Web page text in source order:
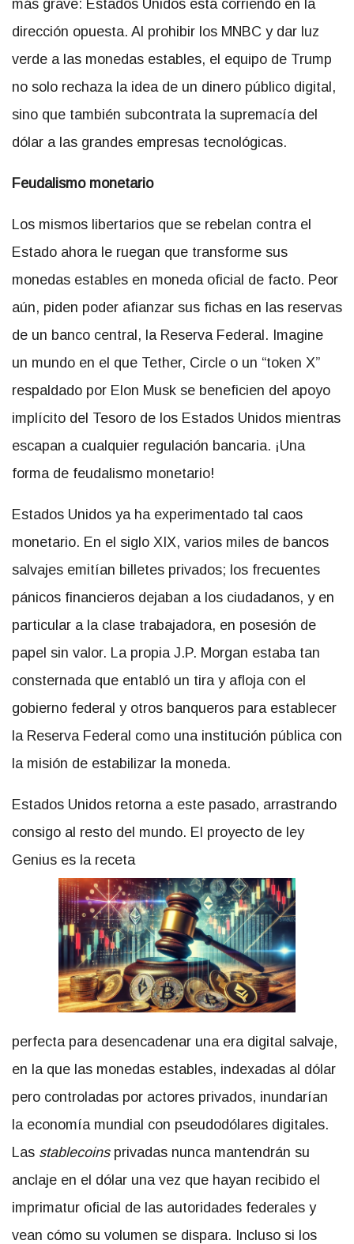
más grave: Estados Unidos está corriendo en la
dirección opuesta. Al prohibir los MNBC y dar luz
verde a las monedas estables, el equipo de Trump
no solo rechaza la idea de un dinero público digital,
sino que también subcontrata la supremacía del
dólar a las grandes empresas tecnológicas.
Feudalismo monetario
Los mismos libertarios que se rebelan contra el
Estado ahora le ruegan que transforme sus
monedas estables en moneda oficial de facto. Peor
aún, piden poder afianzar sus fichas en las reservas
de un banco central, la Reserva Federal. Imagine
un mundo en el que Tether, Circle o un “token X”
respaldado por Elon Musk se beneficien del apoyo
implícito del Tesoro de los Estados Unidos mientras
escapan a cualquier regulación bancaria. ¡Una
forma de feudalismo monetario!
Estados Unidos ya ha experimentado tal caos
monetario. En el siglo XIX, varios miles de bancos
salvajes emitían billetes privados; los frecuentes
pánicos financieros dejaban a los ciudadanos, y en
particular a la clase trabajadora, en posesión de
papel sin valor. La propia J.P. Morgan estaba tan
consternada que entabló un tira y afloja con el
gobierno federal y otros banqueros para establecer
la Reserva Federal como una institución pública con
la misión de estabilizar la moneda.
Estados Unidos retorna a este pasado, arrastrando
consigo al resto del mundo. El proyecto de ley
Genius es la receta
perfecta para desencadenar una era digital salvaje,
en la que las monedas estables, indexadas al dólar
pero controladas por actores privados, inundarían
la economía mundial con pseudodólares digitales.
Las stablecoinsprivadas nunca mantendrán su
anclaje en el dólar una vez que hayan recibido el
imprimatur oficial de las autoridades federales y
vean cómo su volumen se dispara. Incluso si los